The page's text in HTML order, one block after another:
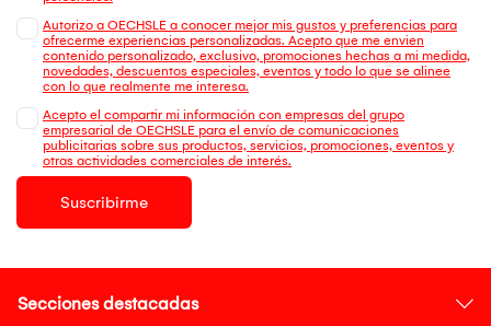
Autorizo a OECHSLE a conocer mejor mis gustos y preferencias para
ofrecerme experiencias personalizadas. Acepto que me envien
contenido personalizado, exclusivo, promociones hechas a mi medida,
novedades, descuentos especiales, eventos y todo lo que se alinee
con lo que realmente me interesa.
Acepto el compartir mi información con empresas del grupo
empresarial de OECHSLE para el envío de comunicaciones
publicitarias sobre sus productos, servicios, promociones, eventos y
otras actividades comerciales de interés.
Suscribirme
Secciones destacadas